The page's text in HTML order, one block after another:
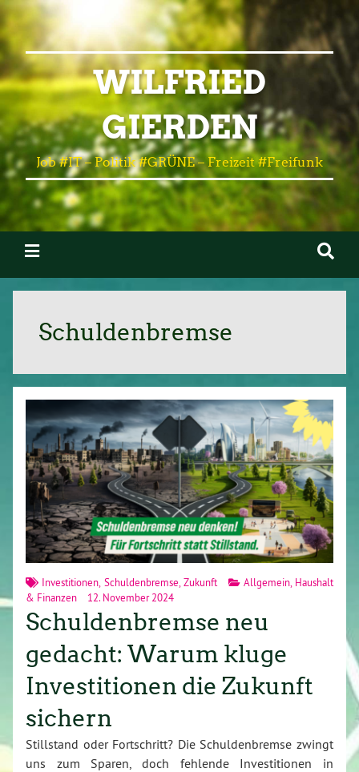
WILFRIED
GIERDEN
Job #IT – Politik #GRÜNE – Freizeit #Freifunk
Schuldenbremse
Investitionen Schuldenbremse ,Zukunft Allgemein, Haushalt
& Finanzen
12. November 2024
Schuldenbremse neu
gedacht: Warum kluge
Investitionen die Zukunft
sichern
Stillstand oder Fortschritt? Die Schuldenbremse zwingt
uns zum Sparen, doch fehlende Investitionen in